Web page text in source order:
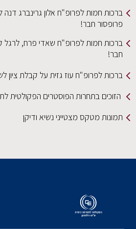
ברכות חמות לפרופ"ח אלון גרינברג דנה
פרופסור חבר!
ברכות חמות לפרופ"ח שאדי פרח, לרגל
חבר!
ברכות לפרופ"ח עוז גזית על קבלת ציון
הזוכים בתחרות הפוסטרים הפקולטית
תמונות מטקס מצטייני נשיא ודיקן